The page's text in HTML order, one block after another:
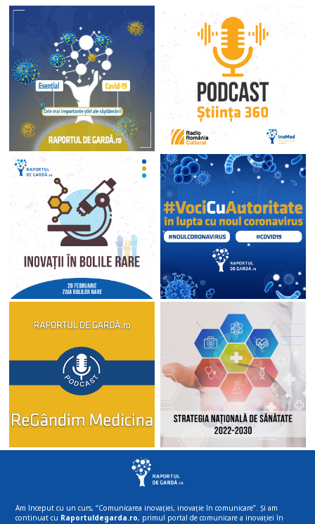
Am început cu un curs, “Comunicarea inovației, inovație în comunicare”. Și am
continuat cu Raportuldegarda.ro, primul portal de comunicare a inovației în